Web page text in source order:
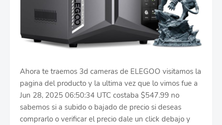
Ahora te traemos 3d cameras de ELEGOO visitamos la
pagina del producto y la ultima vez que lo vimos fue a
Jun 28, 2025 06:50:34 UTC costaba $547.99 no
sabemos si a subido o bajado de precio si deseas
comprarlo o verificar el precio dale un click debajo y